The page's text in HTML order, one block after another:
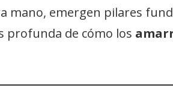
mano, emergen pilares
profunda de cómo los